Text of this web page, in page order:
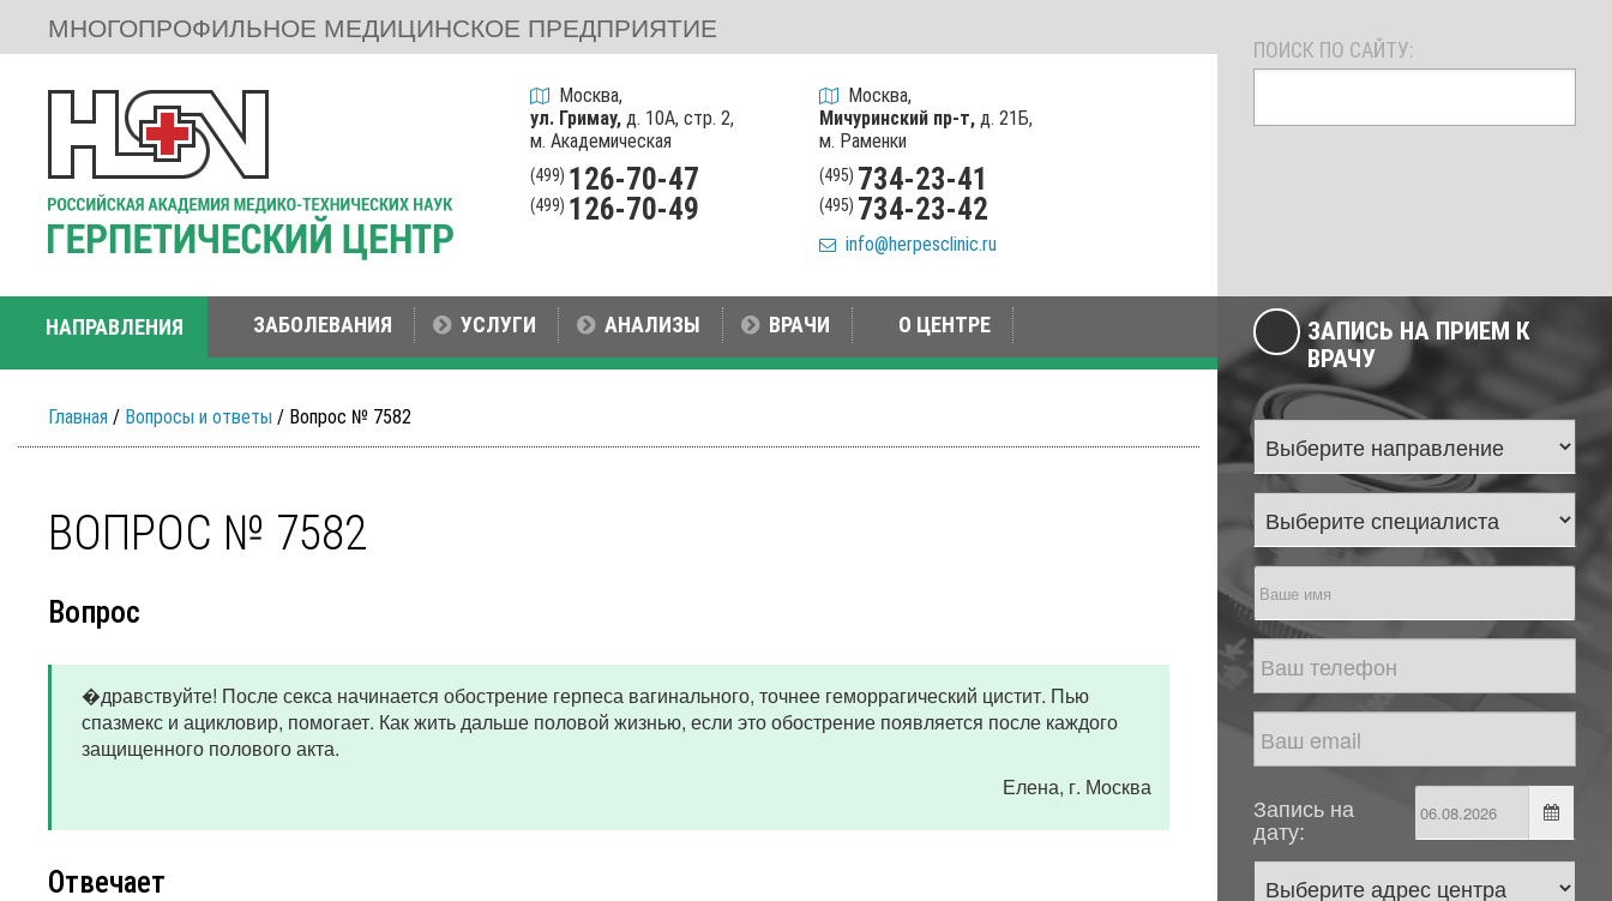
МНОГОПРОФИЛЬНОЕ МЕДИЦИНСКОЕ ПРЕДПРИЯТИЕ
Москва,
ул. Гримау,д. 10А, стр. 2,
м. Академическая
(499) 126-70-47
(499) 126-70-49
Москва,
Мичуринский пр-т, д. 21Б,
м. Раменки
(495) 734-23-41
(495) 734-23-42
info@herpesclinic.ru
ПОИСК ПО САЙТУ:
НАПРАВЛЕНИЯ ЗАБОЛЕВАНИЯ УСЛУГИ АНАЛИЗЫ ВРАЧИ О ЦЕНТРЕ
Главная / Вопросы и ответы / Вопрос № 7582
ВОПРОС № 7582
Вопрос
�дравствуйте! После секса начинается обострение герпеса вагинального, точнее геморрагический цистит. Пью
спазмекс и ацикловир, помогает. Как жить дальше половой жизнью, если это обострение появляется после каждого
защищенного полового акта.
Елена, г. Москва
Отвечает
ЗАПИСЬ НА ПРИЕМ К
ВРАЧУ
Запись на
дату: